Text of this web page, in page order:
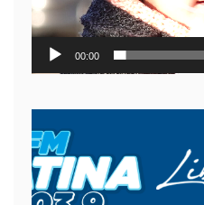
00:00